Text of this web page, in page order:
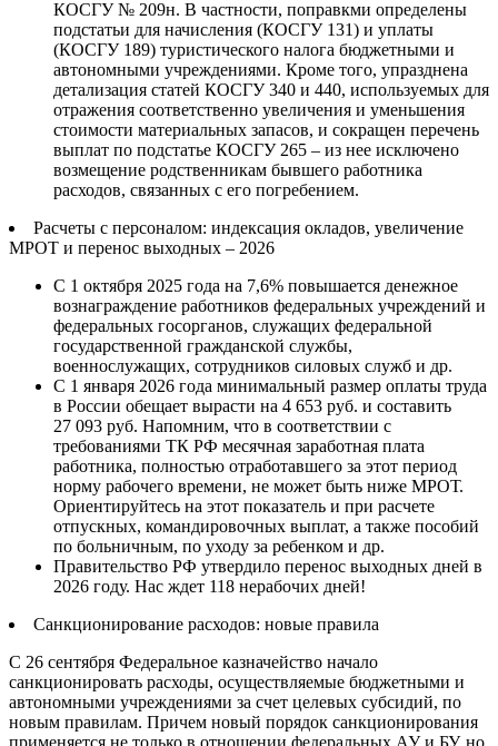
КОСГУ № 209н. В частности, поправкми определены
подстатьи для начисления (КОСГУ 131) и уплаты
(КОСГУ 189) туристического налога бюджетными и
автономными учреждениями. Кроме того, упразднена
детализация статей КОСГУ 340 и 440, используемых для
отражения соответственно увеличения и уменьшения
стоимости материальных запасов, и сокращен перечень
выплат по подстатье КОСГУ 265 – из нее исключено
возмещение родственникам бывшего работника
расходов, связанных с его погребением.
Расчеты с персоналом: индексация окладов, увеличение
МРОТ и перенос выходных – 2026
C 1 октября 2025 года на 7,6% повышается денежное
вознаграждение работников федеральных учреждений и
федеральных госорганов, служащих федеральной
государственной гражданской службы,
военнослужащих, сотрудников силовых служб и др.
С 1 января 2026 года минимальный размер оплаты труда
в России обещает вырасти на 4 653 руб. и составить
27 093 руб. Напомним, что в соответствии с
требованиями ТК РФ месячная заработная плата
работника, полностью отработавшего за этот период
норму рабочего времени, не может быть ниже МРОТ.
Ориентируйтесь на этот показатель и при расчете
отпускных, командировочных выплат, а также пособий
по больничным, по уходу за ребенком и др.
Правительство РФ утвердило перенос выходных дней в
2026 году. Нас ждет 118 нерабочих дней!
Санкционирование расходов: новые правила
С 26 сентября Федеральное казначейство начало
санкционировать расходы, осуществляемые бюджетными и
автономными учреждениями за счет целевых субсидий, по
новым правилам. Причем новый порядок санкционирования